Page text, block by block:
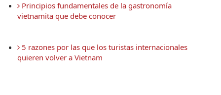
Principios fundamentales de la gastronomía
vietnamita que debe conocer
5 razones por las que los turistas internacionales
quieren volver a Vietnam